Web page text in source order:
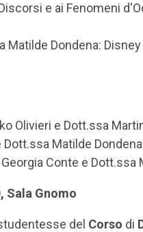
e ai Fenomeni
Matilde Dondena: Disney
Olivieri e Dott.ssa
Dott.ssa Matilde Dondena
Conte e Dott.ssa
Sala Gnomo
del Corso di